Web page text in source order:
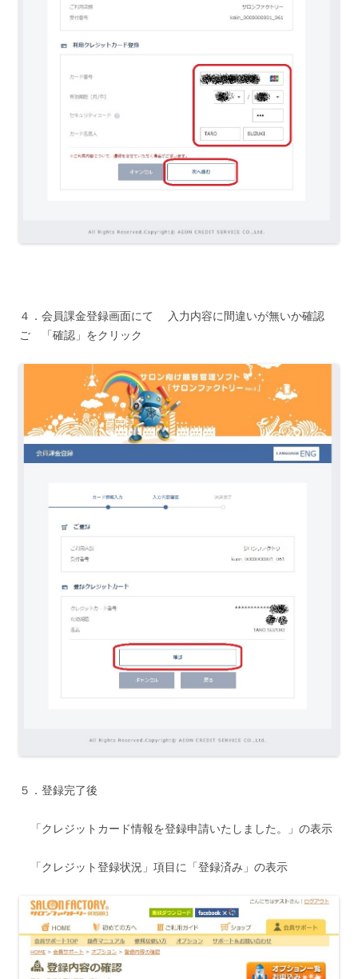
４．会員課金登録画面にて 入力内容に間違いが無いか確認
ご 「確認」をクリック
５．登録完了後
「クレジットカード情報を登録申請いたしました。」の表示
「クレジット登録状況」項目に「登録済み」の表示